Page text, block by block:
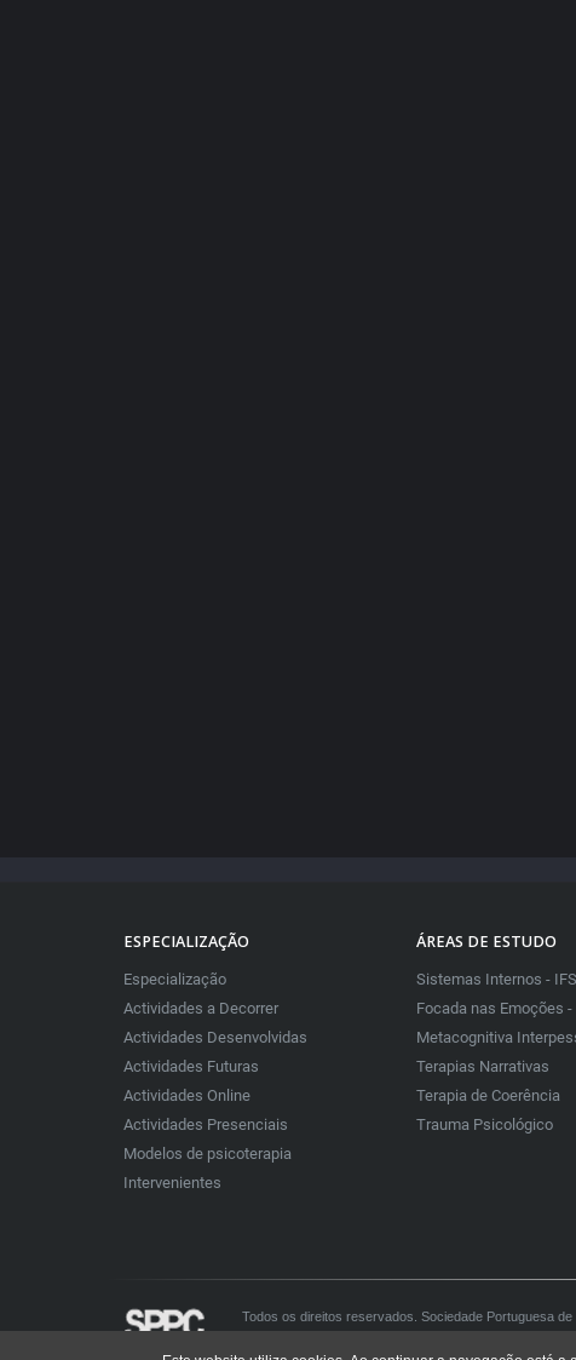
ESPECIALIZAÇÃO
Especialização
Actividades a Decorrer
Actividades Desenvolvidas
Actividades Futuras
Actividades Online
Actividades Presenciais
Modelos de psicoterapia
Intervenientes
ÁREAS DE ESTUDO
Sistemas Internos - IFS
Focada nas Emoções -
Metacognitiva
Terapias Narrativas
Terapia de Coerência
Trauma Psicológico
Todos os direitos reservados. Sociedade Portuguesa